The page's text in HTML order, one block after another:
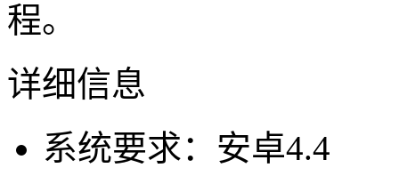
程。
详细信息
系统要求：安卓4.4